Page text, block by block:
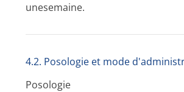
unesemaine.
4.2. Posologie et mode
Posologie